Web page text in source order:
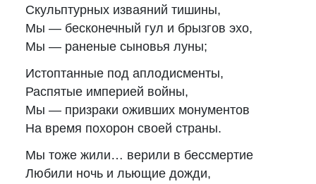
Скульптурных изваяний тишины,
Мы — бесконечный гул и брызгов эхо,
Мы — раненые сыновья луны;
Истоптанные под аплодисменты,
Распятые империей войны,
Мы — призраки оживших монументов
На время похорон своей страны.
Мы тоже жили… верили в бессмертие
Любили ночь и льющие дожди,